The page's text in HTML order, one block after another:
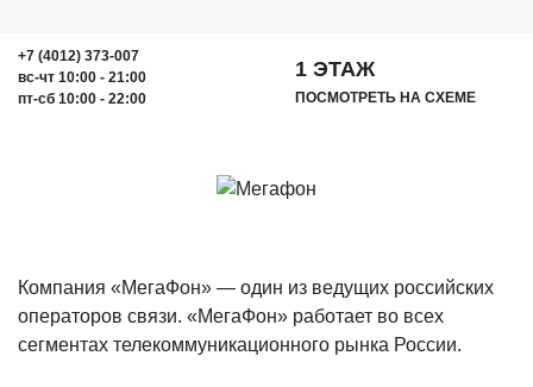
+7 (4012) 373-007
вс-чт 10:00 - 21:00
пт-сб 10:00 - 22:00
1 ЭТАЖ
ПОСМОТРЕТЬ НА СХЕМЕ
Компания «МегаФон» — один из ведущих российских
операторов связи. «МегаФон» работает во всех
сегментах телекоммуникационного рынка России.